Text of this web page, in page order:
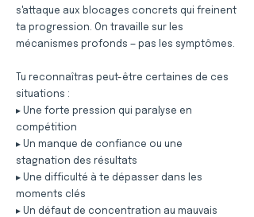
s'attaque aux blocages concrets qui freinent
ta progression. On travaille sur les
mécanismes profonds — pas les symptômes.
Tu reconnaîtras peut-être certaines de ces
situations :
▸ Une forte pression qui paralyse en
compétition
▸ Un manque de confiance ou une
stagnation des résultats
▸ Une difficulté à te dépasser dans les
moments clés
▸ Un défaut de concentration au mauvais